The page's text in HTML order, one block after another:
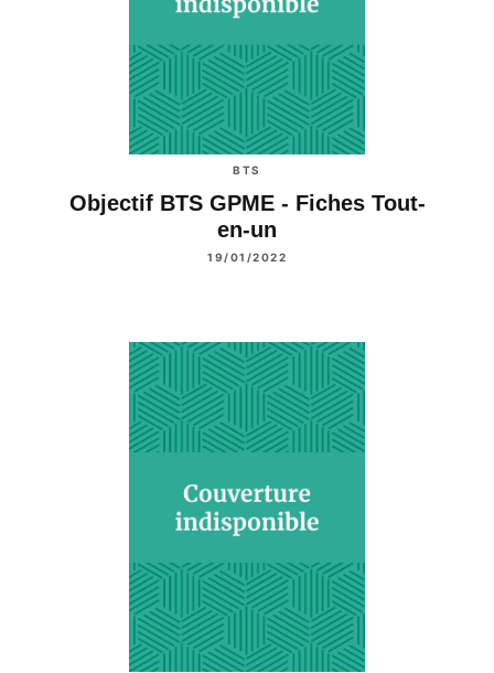
BTS
Objectif BTS GPME - Fiches Tout-
en-un
19/01/2022